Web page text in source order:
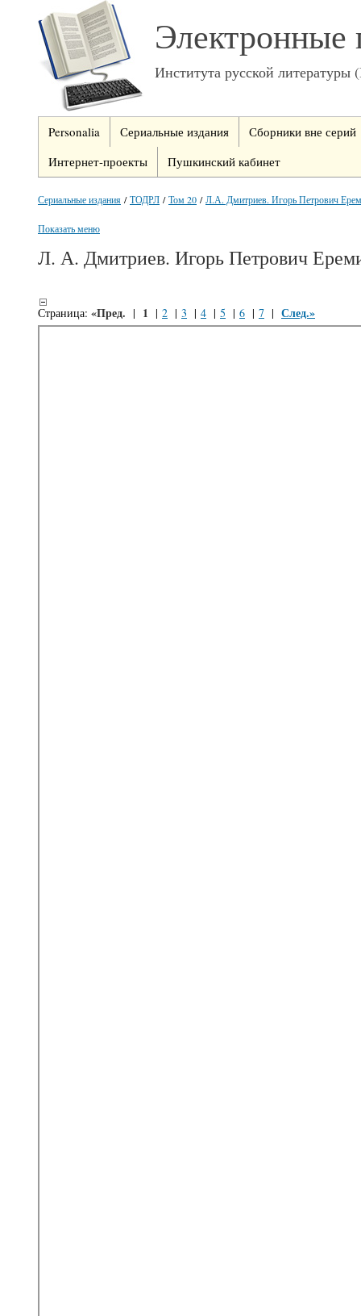
Электронные
Института русской
Personalia Сериальные издания
Сборники вне серий
Интернет-проекты
Пушкинский кабинет
Сериальные издания /ТОДРЛ /Том 20 /Л.А. Дмитриев. Игорь Петрович
Показать меню
Л. А. Дмитриев. Игорь Петрович
Страница: «Пред. | 1 | 2 | 3 | 4 | 5 | 6 | 7 | След.»